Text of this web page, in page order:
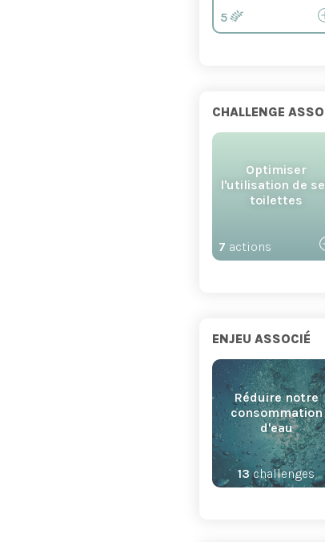
5
CHALLENGE
Optimiser
l'utilisation de
toilettes
7 actions
ENJEU ASSOCIÉ
Réduire notre
consommation
d'eau
13 challenges